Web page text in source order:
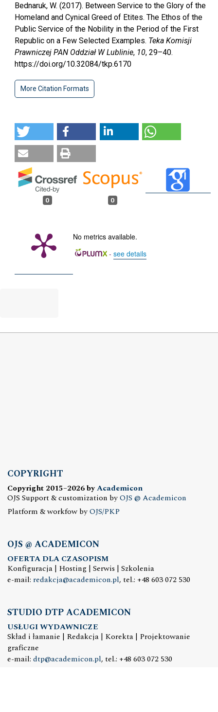
Bednaruk, W. (2017). Between Service to the Glory of the
Homeland and Cynical Greed of Etites. The Ethos of the
Public Service of the Nobility in the Period of the First
Republic on a Few Selected Examples. Teka Komisji
Prawniczej PAN Oddział W Lublinie, 10, 29–40.
https://doi.org/10.32084/tkp.6170
More Citation Formats
0 0
No metrics available.
- see details
COPYRIGHT
Copyright 2015–2026 byAcademicon
OJS Support & customization byOJS @ Academicon
Platform & workfow byOJS/PKP
OJS @ ACADEMICON
OFERTA DLA CZASOPISM
Konfiguracja | Hosting | Serwis | Szkolenia
e-mail: redakcja@academicon.pl, tel.: +48 603 072 530
STUDIO DTP ACADEMICON
USŁUGI WYDAWNICZE
Skład i łamanie | Redakcja | Korekta | Projektowanie
graficzne
e-mail: dtp@academicon.pl, tel.: +48 603 072 530